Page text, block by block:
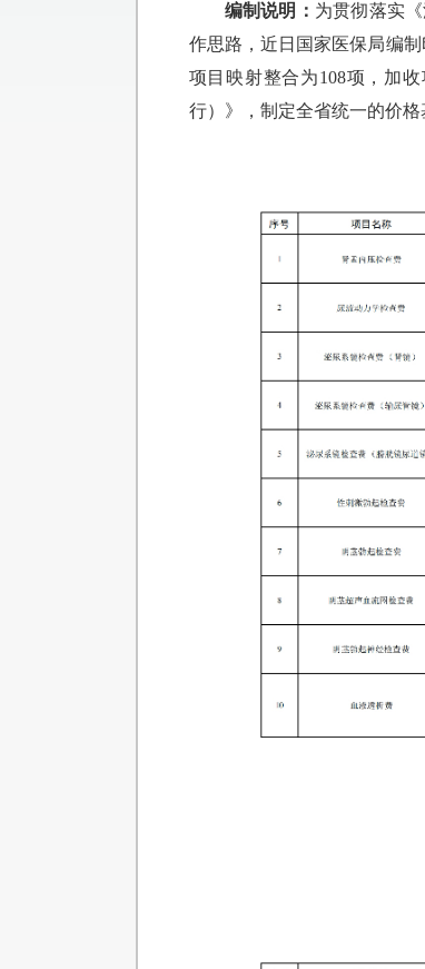
编制说明： 为贯彻落实
作思路，近日国家医保局编
项目映射整合为108项，加
行）》，制定全省统一的价